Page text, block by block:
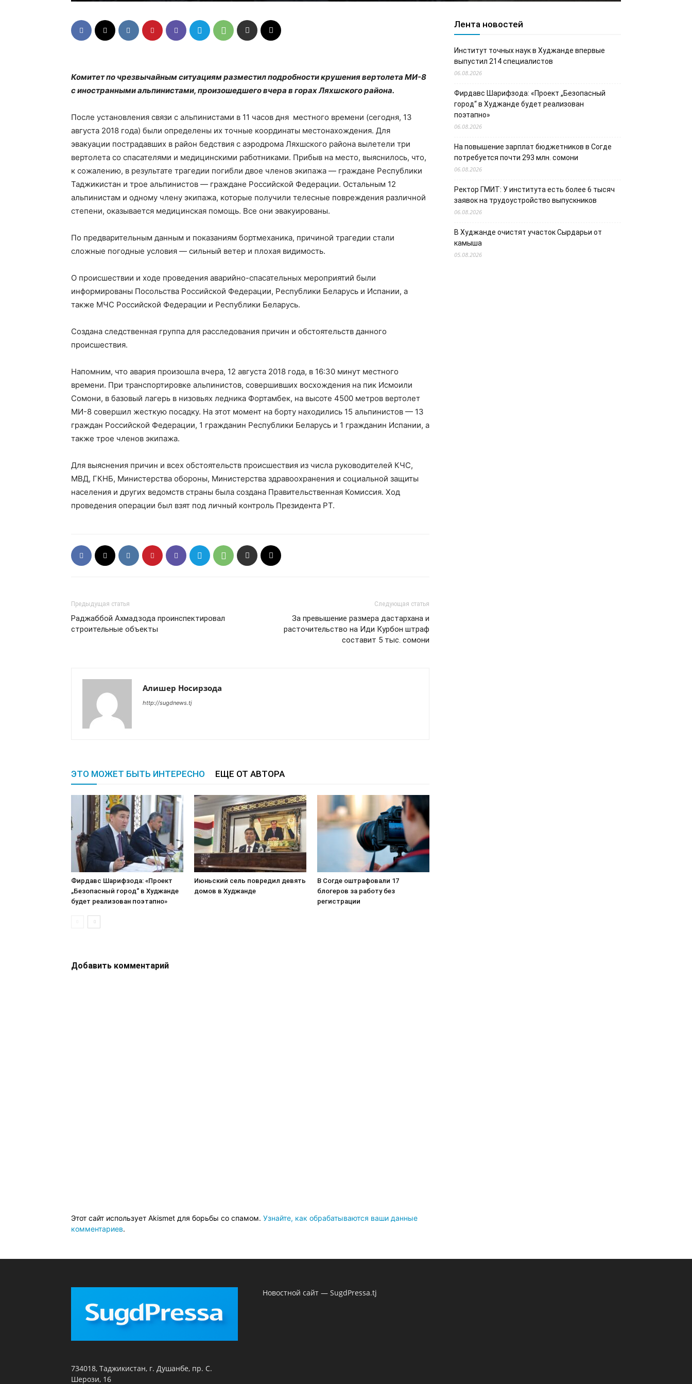
Комитет по чрезвычайным ситуациям разместил подробности крушения вертолета МИ-8
с иностранными альпинистами, произошедшего вчера в горах Ляхшского района.
После установления связи с альпинистами в 11 часов дня местного времени (сегодня, 13
августа 2018 года) были определены их точные координаты местонахождения. Для
эвакуации пострадавших в район бедствия с аэродрома Ляхшского района вылетели три
вертолета со спасателями и медицинскими работниками. Прибыв на место, выяснилось, что,
к сожалению, в результате трагедии погибли двое членов экипажа — граждане Республики
Таджикистан и трое альпинистов — граждане Российской Федерации. Остальным 12
альпинистам и одному члену экипажа, которые получили телесные повреждения различной
степени, оказывается медицинская помощь. Все они эвакуированы.
По предварительным данным и показаниям бортмеханика, причиной трагедии стали
сложные погодные условия — сильный ветер и плохая видимость.
О происшествии и ходе проведения аварийно-спасательных мероприятий были
информированы Посольства Российской Федерации, Республики Беларусь и Испании, а
также МЧС Российской Федерации и Республики Беларусь.
Создана следственная группа для расследования причин и обстоятельств данного
происшествия.
Напомним, что авария произошла вчера, 12 августа 2018 года, в 16:30 минут местного
времени. При транспортировке альпинистов, совершивших восхождения на пик Исмоили
Сомони, в базовый лагерь в низовьях ледника Фортамбек, на высоте 4500 метров вертолет
МИ-8 совершил жесткую посадку. На этот момент на борту находились 15 альпинистов — 13
граждан Российской Федерации, 1 гражданин Республики Беларусь и 1 гражданин Испании, а
также трое членов экипажа.
Для выяснения причин и всех обстоятельств происшествия из числа руководителей КЧС,
МВД, ГКНБ, Министерства обороны, Министерства здравоохранения и социальной защиты
населения и других ведомств страны была создана Правительственная Комиссия. Ход
проведения операции был взят под личный контроль Президента РТ.
Предыдущая статья
Раджаббой Ахмадзода проинспектировал
строительные объекты
Следующая статья
За превышение размера дастархана и
расточительство на Иди Курбон штраф
составит 5 тыс. сомони
Алишер Носирзода
http://sugdnews.tj
ЭТО МОЖЕТ БЫТЬ ИНТЕРЕСНО ЕЩЕ ОТ АВТОРА
Фирдавс Шарифзода: «Проект
„Безопасный город“ в Худжанде
будет реализован поэтапно»
Июньский сель повредил девять
домов в Худжанде
В Согде оштрафовали 17
блогеров за работу без
регистрации
Добавить комментарий
Этот сайт использует Akismet для борьбы со спамом. Узнайте, как обрабатываются ваши данные
комментариев.
Лента новостей
Институт точных наук в Худжанде впервые
выпустил 214 специалистов
06.08.2026
Фирдавс Шарифзода: «Проект „Безопасный
город“ в Худжанде будет реализован
поэтапно»
06.08.2026
На повышение зарплат бюджетников в Согде
потребуется почти 293 млн. сомони
06.08.2026
Ректор ГМИТ: У института есть более 6 тысяч
заявок на трудоустройство выпускников
06.08.2026
В Худжанде очистят участок Сырдарьи от
камыша
05.08.2026
734018, Таджикистан, г. Душанбе, пр. С.
Шерози, 16
Новостной сайт — SugdPressa.tj